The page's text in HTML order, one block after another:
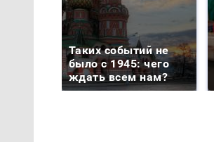
Таких событий не
было с 1945: чего
ждать всем нам?